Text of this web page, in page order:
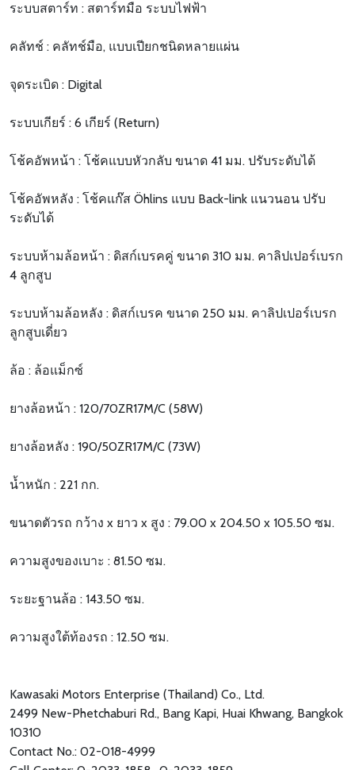
ระบบสตาร์ท : สตาร์ทมือ ระบบไฟฟ้า
คลัทช์ : คลัทช์มือ, แบบเปียกชนิดหลายแผ่น
จุดระเบิด : Digital
ระบบเกียร์ : 6 เกียร์ (Return)
โช้คอัพหน้า : โช้คแบบหัวกลับ ขนาด 41 มม. ปรับระดับได้
โช้คอัพหลัง : โช้คแก๊ส Öhlins แบบ Back-link แนวนอน ปรับ
ระดับได้
ระบบห้ามล้อหน้า : ดิสก์เบรคคู่ ขนาด 310 มม. คาลิปเปอร์เบรก
4 ลูกสูบ
ระบบห้ามล้อหลัง : ดิสก์เบรค ขนาด 250 มม. คาลิปเปอร์เบรก
ลูกสูบเดี่ยว
ล้อ : ล้อแม็กซ์
ยางล้อหน้า : 120/70ZR17M/C (58W)
ยางล้อหลัง : 190/50ZR17M/C (73W)
น้ำหนัก : 221 กก.
ขนาดตัวรถ กว้าง x ยาว x สูง : 79.00 x 204.50 x 105.50 ซม.
ความสูงของเบาะ : 81.50 ซม.
ระยะฐานล้อ : 143.50 ซม.
ความสูงใต้ท้องรถ : 12.50 ซม.
Kawasaki Motors Enterprise (Thailand) Co., Ltd.
2499 New-Phetchaburi Rd., Bang Kapi, Huai Khwang, Bangkok
10310
Contact No.: 02-018-4999